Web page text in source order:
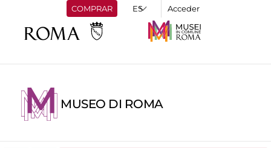
COMPRAR Acceder
MUSEO DI ROMA